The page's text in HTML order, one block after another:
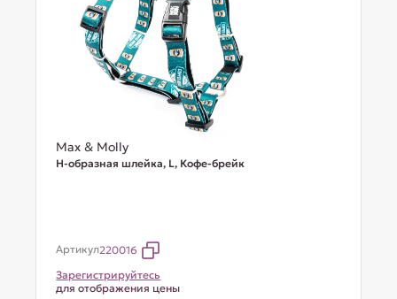
Max & Molly
Н-образная шлейка, L, Кофе-брейк
Артикул220016
Зарегистрируйтесь
для отображения цены